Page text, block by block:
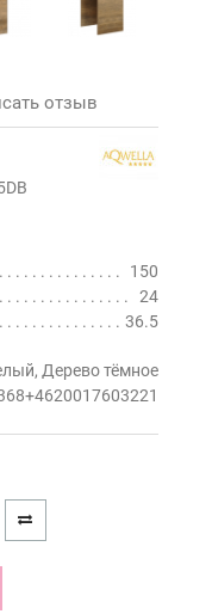
отзыв
150
24
36.5
Дерево тёмное